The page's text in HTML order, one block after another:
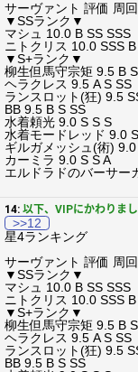
サーヴァント 評価 周
▼SSランク▼
マシュ 10.0 B SS SSS
ニトクリス 10.0 SSS
▼S+ランク▼
柳生但馬守宗矩 9.5 B
ヘラクレス 9.5 A S SS
ランスロット(狂) 9.5
BB 9.5 B S SS
水着頼光 9.0 S S S
水着モードレッド 9.0
ギルガメッシュ(術)
カーミラ 9.0 S S A
エルドラドのバーサー
14: 以下、VIPにかわりま
>>12
星4ランキング
サーヴァント 評価 周
▼SSランク▼
マシュ 10.0 B SS SSS
ニトクリス 10.0 SSS
▼S+ランク▼
柳生但馬守宗矩 9.5 B
ヘラクレス 9.5 A S SS
ランスロット(狂) 9.5
BB 9.5 B S SS